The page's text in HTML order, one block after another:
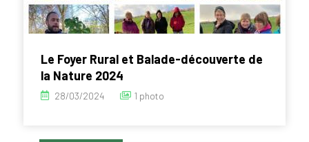
Le Foyer Rural et Balade-découverte de
la Nature 2024
28/03/2024 1 photo